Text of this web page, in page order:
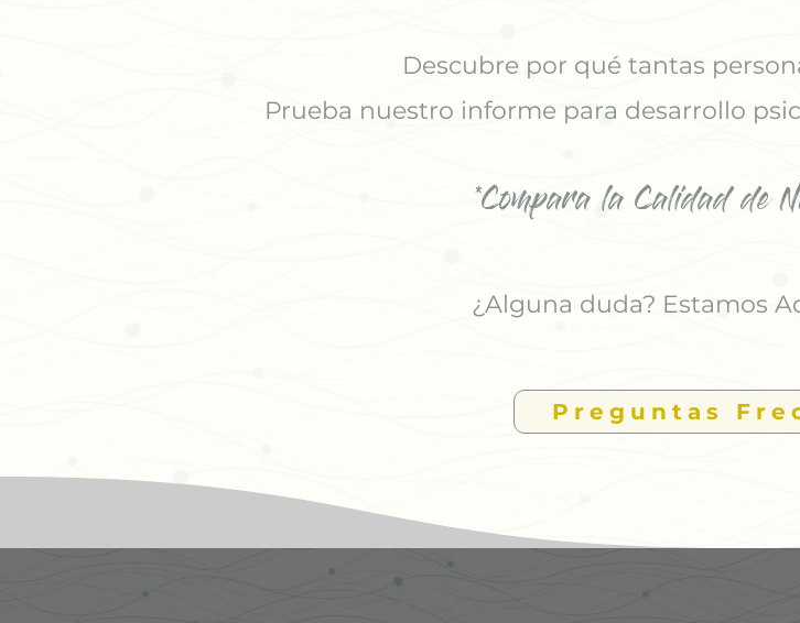
Descubre por qué tantas
Prueba nuestro informe para desarrollo
*Compara la Calidad de
¿Alguna duda? Estamos
Preguntas